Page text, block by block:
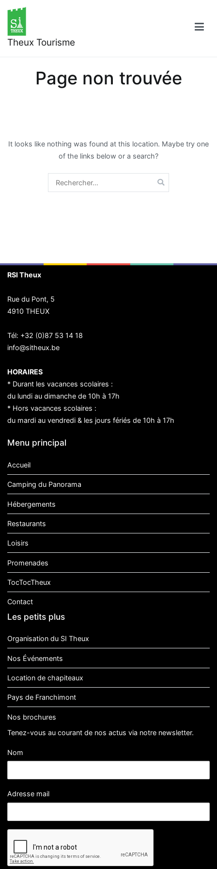
contenu
Theux Tourisme
Page non trouvée
It looks like nothing was found at this location. Maybe try one
of the links below or a search?
Rechercher :
RSI Theux
Rue du Pont, 5
4910 THEUX
Tél: +32 (0)87 53 14 18
info@sitheux.be
HORAIRES
* Durant les vacances scolaires :
du lundi au dimanche de 10h à 17h
* Hors vacances scolaires :
du mardi au vendredi & les jours fériés de 10h à 17h
Menu principal
Accueil
Camping du Panorama
Hébergements
Restaurants
Loisirs
Promenades
TocTocTheux
Contact
Les petits plus
Organisation du SI Theux
Nos Événements
Location de chapiteaux
Pays de Franchimont
Nos brochures
Tenez-vous au courant de nos actus via notre newsletter.
Nom
Adresse mail